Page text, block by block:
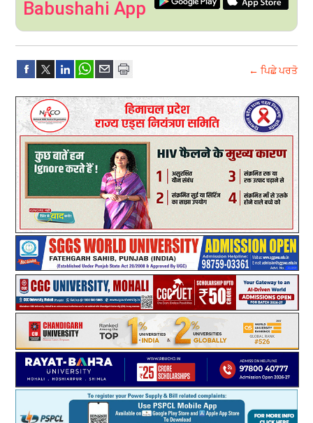
Babushahi App
← ਪਿਛੇ ਪਰਤੋ